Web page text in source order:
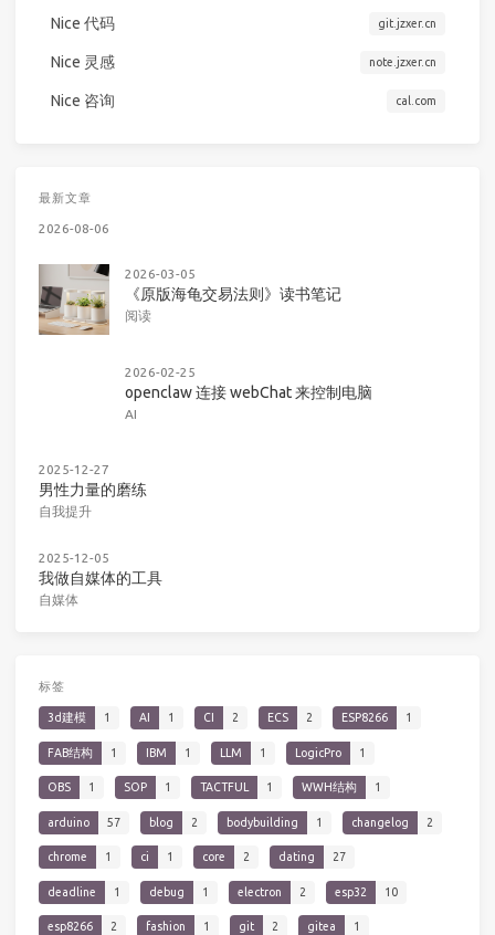
Nice 代码 git.jzxer.cn
Nice 灵感 note.jzxer.cn
Nice 咨询 cal.com
最新文章
2026-08-06
2026-03-05
《原版海龟交易法则》读书笔记
阅读
2026-02-25
openclaw 连接 webChat 来控制电脑
AI
2025-12-27
男性力量的磨练
自我提升
2025-12-05
我做自媒体的工具
自媒体
标签
3d建模 1 AI 1 CI 2 ECS 2 ESP8266 1
FAB结构 1 IBM 1 LLM 1 LogicPro 1
OBS 1 SOP 1 TACTFUL 1 WWH结构 1
arduino 57 blog 2 bodybuilding 1 changelog 2
chrome 1 ci 1 core 2 dating 27
deadline 1 debug 1 electron 2 esp32 10
esp8266 2 fashion 1 git 2 gitea 1